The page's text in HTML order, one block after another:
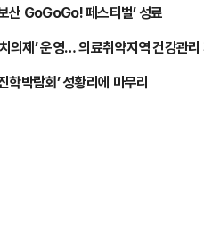
산 GoGoGo! 페스티벌’ 성료
의제’ 운영… 의료취약지역 건강관리
박람회’ 성황리에 마무리